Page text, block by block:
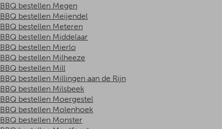
BBQ bestellen Megen
BBQ bestellen Meijendel
BBQ bestellen Meteren
BBQ bestellen Middelaar
BBQ bestellen Mierlo
BBQ bestellen Milheeze
BBQ bestellen Mill
BBQ bestellen Millingen aan de Rijn
BBQ bestellen Milsbeek
BBQ bestellen Moergestel
BBQ bestellen Molenhoek
BBQ bestellen Monster